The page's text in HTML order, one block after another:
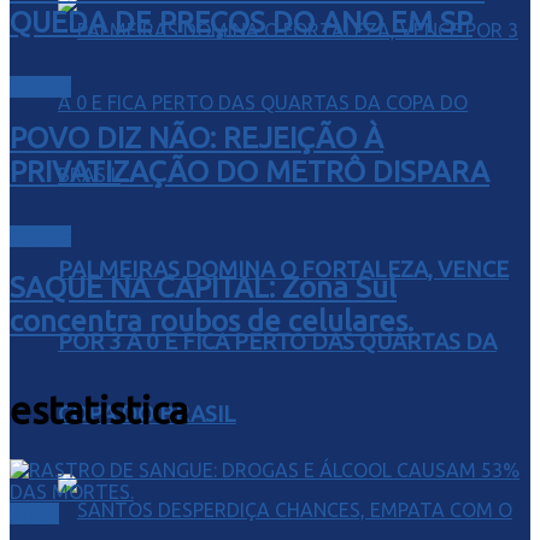
PALMEIRAS DOMINA O FORTALEZA, VENCE
POR 3 A 0 E FICA PERTO DAS QUARTAS DA
COPA DO BRASIL
QUEDA DE PREÇOS DO ANO EM SP
POVO DIZ NÃO: REJEIÇÃO À
PRIVATIZAÇÃO DO METRÔ DISPARA
SAQUE NA CAPITAL: Zona Sul
concentra roubos de celulares.
estatistica